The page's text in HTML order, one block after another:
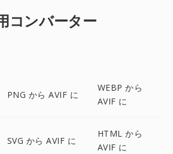
コンバーター
PNG から AVIF に
WEBP から
AVIF に
SVG から AVIF に
HTML から
AVIF に